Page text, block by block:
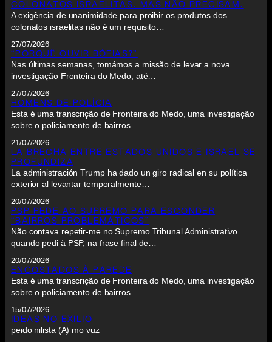
COLONATOS ISRAELITAS. MAS NÃO PRECISAM.
A exigência de unanimidade para proibir os produtos dos
colonatos israelitas não é um requisito…
27/07/2026
“PORQUÊ OUVIR BÓFIAS?”
Nas últimas semanas, tomámos a missão de levar a nova
investigação Fronteira do Medo, até…
27/07/2026
HOMENS DE POLÍCIA
Esta é uma transcrição de Fronteira do Medo, uma investigação
sobre o policiamento de bairros…
21/07/2026
LA BRECHA ENTRE ESTADOS UNIDOS E ISRAEL SE
PROFUNDIZA
La administración Trump ha dado un giro radical en su política
exterior al levantar temporalmente…
20/07/2026
PSP PEDE AO SUPREMO PARA ESCONDER
“BAIRROS PROBLEMÁTICOS”
Não contava repetir-me no Supremo Tribunal Administrativo
quando pedi à PSP, na frase final de…
20/07/2026
ENCOSTADOS À PAREDE
Esta é uma transcrição de Fronteira do Medo, uma investigação
sobre o policiamento de bairros…
15/07/2026
IDEAS NO EXILIO
peido nilista (A) mo vuz